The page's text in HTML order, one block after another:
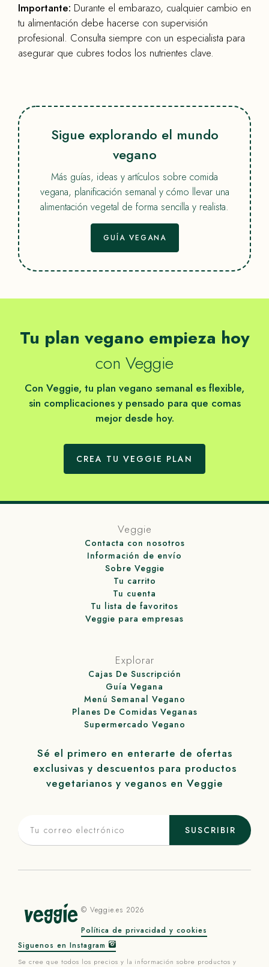
Importante: Durante el embarazo, cualquier cambio en
tu alimentación debe hacerse con supervisión
profesional. Consulta siempre con un especialista para
asegurar que cubres todos los nutrientes clave.
Sigue explorando el mundo
vegano
Más guías, ideas y artículos sobre comida
vegana, planificación semanal y cómo llevar una
alimentación vegetal de forma sencilla y realista.
GUÍA VEGANA
Tu plan vegano empieza hoy
con Veggie
Con Veggie, tu plan vegano semanal es flexible,
sin complicaciones y pensado para que comas
mejor desde hoy.
CREA TU VEGGIE PLAN
Veggie
Contacta con nosotros
Información de envío
Sobre Veggie
Tu carrito
Tu cuenta
Tu lista de favoritos
Veggie para empresas
Explorar
Cajas De Suscripción
Guía Vegana
Menú Semanal Vegano
Planes De Comidas Veganas
Supermercado Vegano
Sé el primero en enterarte de ofertas
exclusivas y descuentos para productos
vegetarianos y veganos en Veggie
SUSCRIBIR
© Veggie.es 2026
Política de privacidad y cookies
Siguenos en Instagram
Se cree que todos los precios y la información sobre productos y